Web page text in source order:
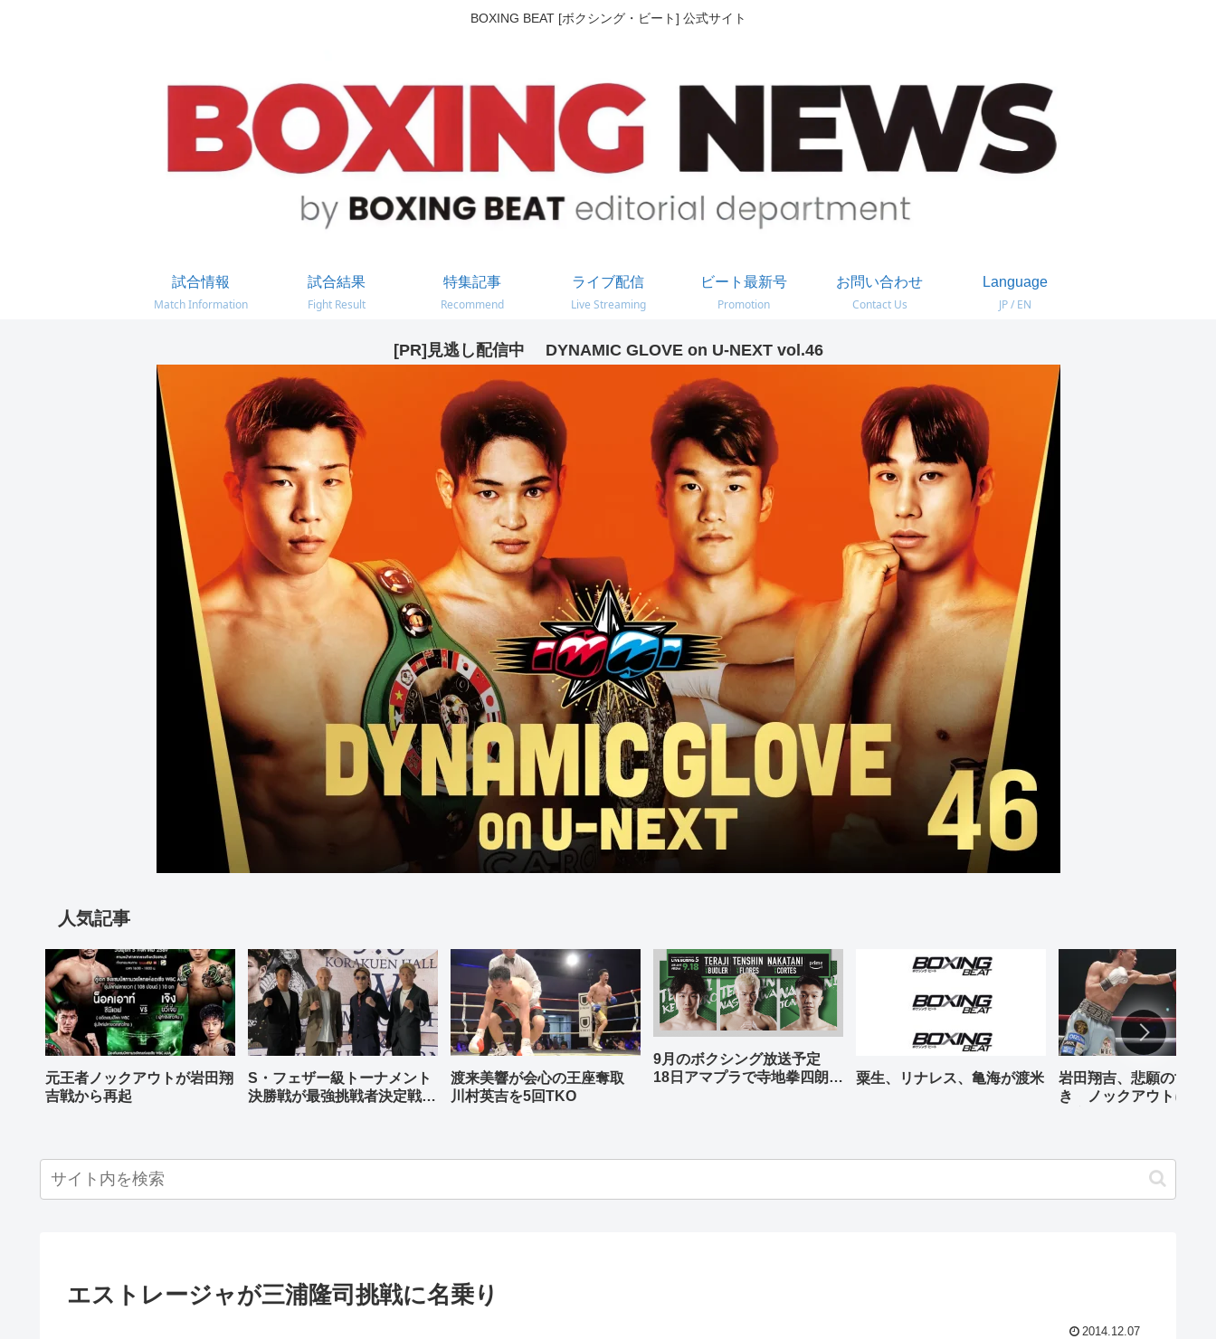
BOXING BEAT [ボクシング・ビート] 公式サイト
試合情報
Match Information
試合結果
Fight Result
特集記事
Recommend
ライブ配信
Live Streaming
ビート最新号
Promotion
お問い合わせ
Contact Us
Language
JP / EN
[PR]見逃し配信中 DYNAMIC GLOVE on U-NEXT vol.46
人気記事
元王者ノックアウトが岩田翔
吉戦から再起
S・フェザー級トーナメント
決勝戦が最強挑戦者決定戦兼
渡来美響が会心の王座奪取
川村英吉を5回TKO
9月のボクシング放送予定
18日アマプラで寺地拳四朗、
粟生、リナレス、亀海が渡米
岩田翔吉、悲願の世界
き ノックアウトに8回
エストレージャが三浦隆司挑戦に名乗り
2014.12.07